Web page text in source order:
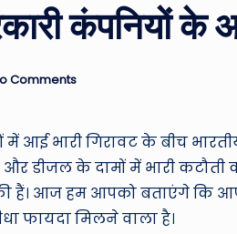
कंपनियों
Comments
में आई भारी गिरावट के बीच
और डीजल के दामों में भारी
हैं। आज हम आपको बताएंगे कि
फायदा मिलने वाला है।